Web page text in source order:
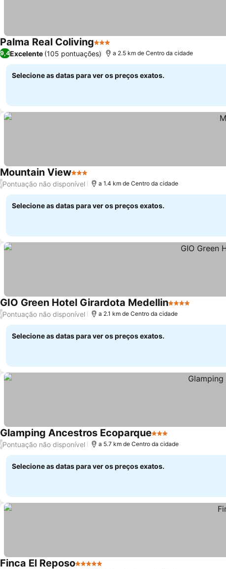
Palma Real Coliving3 Estrelas
9,4Excelente (105 pontuações) a 2.5 km de Centro da cidade
Selecione as datas para ver os preços exatos.
Mountain View3 Estrelas
/Pontuação não disponível a 1.4 km de Centro da cidade
Selecione as datas para ver os preços exatos.
GIO Green Hotel Girardota Medellin4 Estrelas
/Pontuação não disponível a 2.1 km de Centro da cidade
Selecione as datas para ver os preços exatos.
Glamping Ancestros Ecoparque3 Estrelas
/Pontuação não disponível a 5.7 km de Centro da cidade
Selecione as datas para ver os preços exatos.
Finca El Reposo